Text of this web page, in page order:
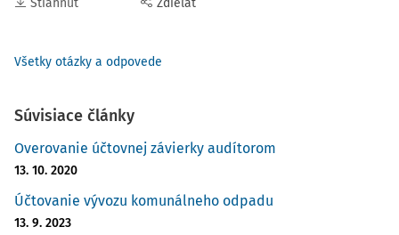
Stiahnuť Zdieľať
Všetky otázky a odpovede
Súvisiace články
Overovanie účtovnej závierky audítorom
13. 10. 2020
Účtovanie vývozu komunálneho odpadu
13. 9. 2023